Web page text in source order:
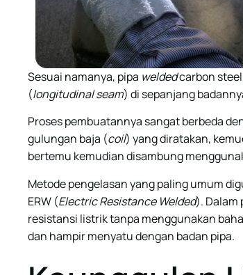
Sesuai namanya, pipa weldedcarbon
(longitudinal seam) di sepanjang
Proses pembuatannya sangat berbeda
gulungan baja (coil) yang diratakan,
bertemu kemudian disambung
Metode pengelasan yang paling umum
ERW (Electric Resistance Welded). Dalam
resistansi listrik tanpa menggunakan
dan hampir menyatu dengan badan pipa.